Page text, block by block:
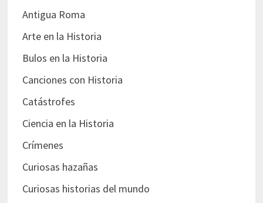
Antigua Roma
Arte en la Historia
Bulos en la Historia
Canciones con Historia
Catástrofes
Ciencia en la Historia
Crímenes
Curiosas hazañas
Curiosas historias del mundo